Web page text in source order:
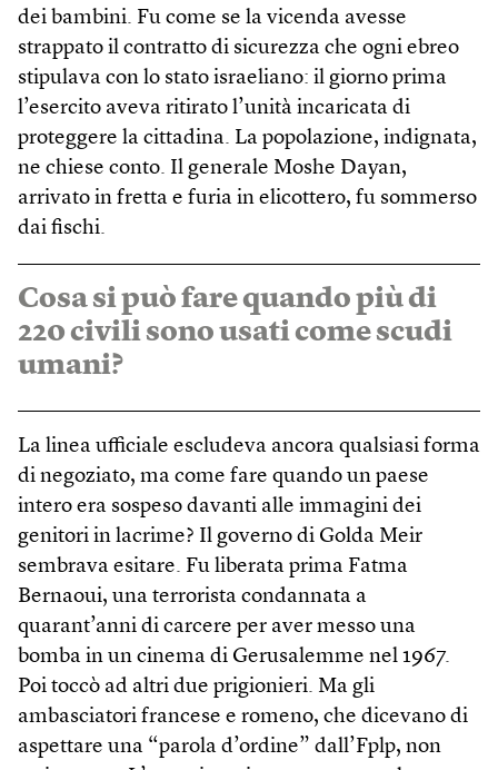
dei bambini. Fu come se la vicenda avesse
strappato il contratto di sicurezza che ogni ebreo
stipulava con lo stato israeliano: il giorno prima
l’esercito aveva ritirato l’unità incaricata di
proteggere la cittadina. La popolazione, indignata,
ne chiese conto. Il generale Moshe Dayan,
arrivato in fretta e furia in elicottero, fu sommerso
dai fischi.
Cosa si può fare quando più di
220 civili sono usati come scudi
umani?
La linea ufficiale escludeva ancora qualsiasi forma
di negoziato, ma come fare quando un paese
intero era sospeso davanti alle immagini dei
genitori in lacrime? Il governo di Golda Meir
sembrava esitare. Fu liberata prima Fatma
Bernaoui, una terrorista condannata a
quarant’anni di carcere per aver messo una
bomba in un cinema di Gerusalemme nel 1967.
Poi toccò ad altri due prigionieri. Ma gli
ambasciatori francese e romeno, che dicevano di
aspettare una “parola d’ordine” dall’Fplp, non